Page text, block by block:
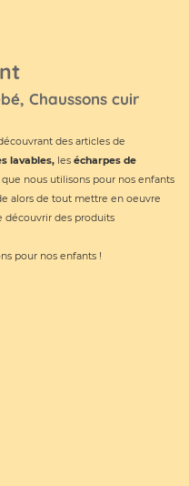
Chaussons cuir
des articles de
lavables, les écharpes de
que nous utilisons pour nos enfants
alors de tout mettre en oeuvre
découvrir des produits
pour nos enfants !